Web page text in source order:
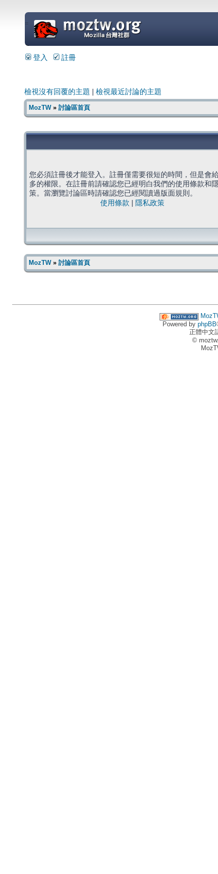
=
登入 註冊
檢視沒有回覆的主題 檢視最近討論的主題
MozTW» 討論區首頁
您必須註冊後才能登入。註冊僅需要很短的時間，但是會
多的權限。在註冊前請確認您已經明白我們的使用條款和
策。當瀏覽討論區時請確認您已經閱讀過版面規則。
使用條款
隱私政策
MozTW» 討論區首頁
Powered by phpBB
正體中文
©